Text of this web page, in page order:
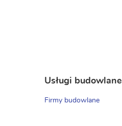
Usługi budowlane
Firmy budowlane